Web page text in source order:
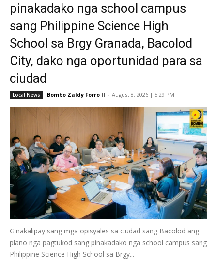
pinakadako nga school campus
sang Philippine Science High
School sa Brgy Granada, Bacolod
City, dako nga oportunidad para sa
ciudad
Local News Bombo Zaldy Forro II - August 8, 2026 | 5:29 PM
Ginakalipay sang mga opisyales sa ciudad sang Bacolod ang
plano nga pagtukod sang pinakadako nga school campus sang
Philippine Science High School sa Brgy...